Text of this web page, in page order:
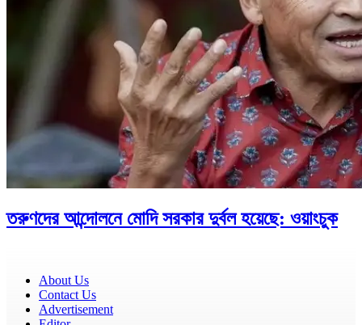
তরুণদের আন্দোলনে মোদি সরকার দুর্বল হয়েছে: ওয়াংচুক
About Us
Contact Us
Advertisement